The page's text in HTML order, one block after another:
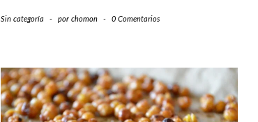
Sin categoría - por chomon - 0 Comentarios